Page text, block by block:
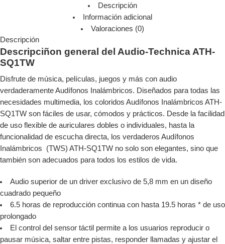
Descripción
Información adicional
Valoraciones (0)
Descripción
Descripciñon general del Audio-Technica ATH-
SQ1TW
Disfrute de música, películas, juegos y más con audio
verdaderamente Audífonos Inalámbricos. Diseñados para todas las
necesidades multimedia, los coloridos Audífonos Inalámbricos ATH-
SQ1TW son fáciles de usar, cómodos y prácticos. Desde la facilidad
de uso flexible de auriculares dobles o individuales, hasta la
funcionalidad de escucha directa, los verdaderos Audífonos
Inalámbricos (TWS) ATH-SQ1TW no solo son elegantes, sino que
también son adecuados para todos los estilos de vida.
Audio superior de un driver exclusivo de 5,8 mm en un diseño
cuadrado pequeño
6.5 horas de reproducción continua con hasta 19.5 horas * de uso
prolongado
El control del sensor táctil permite a los usuarios reproducir o
pausar música, saltar entre pistas, responder llamadas y ajustar el